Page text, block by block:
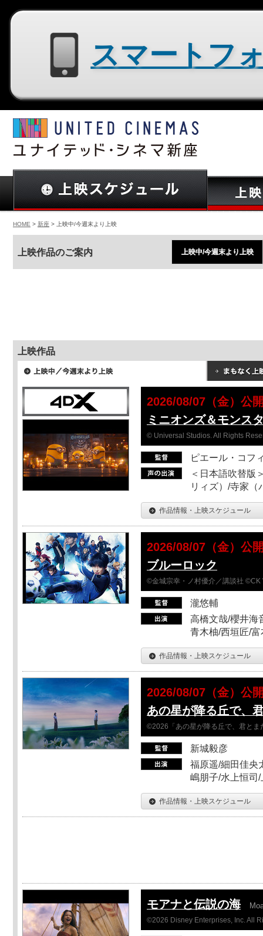
HOME > 新座 > 上映中/今週末より上映
上映作品のご案内 上映中/今週末より上映
上映作品
2026/08/07（金）公
ミニオンズ＆モンス
© Universal Studios. All Rights
ピエール・コフ
＜日本語吹替版
リィズ）/寺家（
作品情報・上映スケジュール
2026/08/07（金）公
ブルーロック
©金城宗幸・ノ村優介／講談社 ©CK
瀧悠輔
高橋文哉/櫻井海
青木柚/西垣匠/
作品情報・上映スケジュール
2026/08/07（金）公
あの星が降る丘で、
©2026「あの星が降る丘で、君とま
新城毅彦
福原遥/細田佳央
嶋朋子/水上恒司
作品情報・上映スケジュール
モアナと伝説の海
©2026 Disney Enterprises, Inc. All